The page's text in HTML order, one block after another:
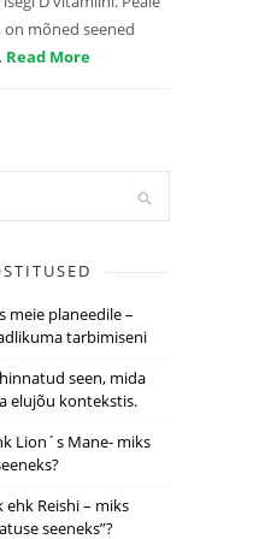
mõned seened
Read More
meie planeedile –
tarbimiseni
seen, mida
elujõu kontekstis.
Lion´s Mane- miks
Reishi – miks
seeneks”?